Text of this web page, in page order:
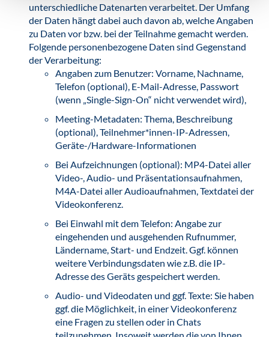
unterschiedliche Datenarten verarbeitet. Der Umfang
der Daten hängt dabei auch davon ab, welche Angaben
zu Daten vor bzw. bei der Teilnahme gemacht werden.
Folgende personenbezogene Daten sind Gegenstand
der Verarbeitung:
Angaben zum Benutzer: Vorname, Nachname,
Telefon (optional), E-Mail-Adresse, Passwort
(wenn „Single-Sign-On“ nicht verwendet wird),
Meeting-Metadaten: Thema, Beschreibung
(optional), Teilnehmer*innen-IP-Adressen,
Geräte-/Hardware-Informationen
Bei Aufzeichnungen (optional): MP4-Datei aller
Video-, Audio- und Präsentationsaufnahmen,
M4A-Datei aller Audioaufnahmen, Textdatei der
Videokonferenz.
Bei Einwahl mit dem Telefon: Angabe zur
eingehenden und ausgehenden Rufnummer,
Ländername, Start- und Endzeit. Ggf. können
weitere Verbindungsdaten wie z.B. die IP-
Adresse des Geräts gespeichert werden.
Audio- und Videodaten und ggf. Texte: Sie haben
ggf. die Möglichkeit, in einer Videokonferenz
eine Fragen zu stellen oder in Chats